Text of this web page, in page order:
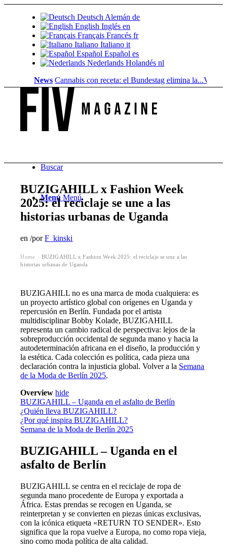
Deutsch Alemán de
English Inglés en
Français Francés fr
Italiano Italiano it
Español Español es
Nederlands Holandés nl
News Cannabis con receta: el Bundestag elimina la... Valor del
Buscar
Menú Menú
BUZIGAHILL x Fashion Week
2025: el reciclaje se une a las
historias urbanas de Uganda
en/porF_kinski
Home
BUZIGAHILL x Fashion Week 2025: el reciclaje se une a las
historias urbanas de Uganda
BUZIGAHILL no es una marca de moda cualquiera: es
un proyecto artístico global con orígenes en Uganda y
repercusión en Berlín. Fundada por el artista
multidisciplinar Bobby Kolade, BUZIGAHILL
representa un cambio radical de perspectiva: lejos de la
sobreproducción occidental de segunda mano y hacia la
autodeterminación africana en el diseño, la producción y
la estética. Cada colección es política, cada pieza una
declaración contra la injusticia global. Volver a la Semana
de la Moda de Berlín 2025.
Overview hide
BUZIGAHILL – Uganda en el asfalto de Berlín
¿Quién lleva BUZIGAHILL?
¿Por qué inspira BUZIGAHILL?
Semana de la Moda de Berlín 2025
BUZIGAHILL – Uganda en el
asfalto de Berlín
BUZIGAHILL se centra en el reciclaje de ropa de
segunda mano procedente de Europa y exportada a
África. Estas prendas se recogen en Uganda, se
reinterpretan y se convierten en piezas únicas exclusivas,
con la icónica etiqueta «RETURN TO SENDER». Esto
significa que la ropa vuelve a Europa, no como ropa vieja,
sino como moda política de alta calidad.